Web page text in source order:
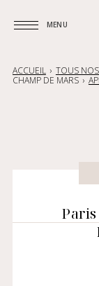
MENU
ACCUEIL TOUS
CHAMP DE MARS
Paris